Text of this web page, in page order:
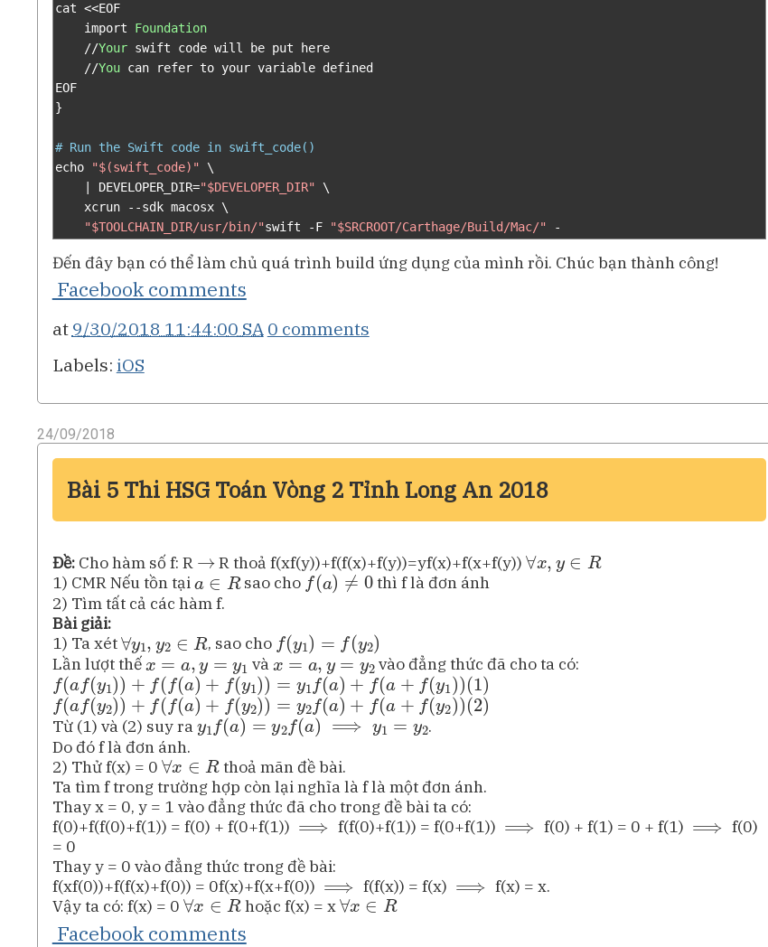
cat <<EOF
    import
Foundation
//Your swift code will be put here
//You can refer to your variable defined
EOF
}
# Run the Swift code in swift_code()
echo
"$(swift_code)" \
DEVELOPER_DIR="$DEVELOPER_DIR" \
    xcrun
--sdk macosx \
"$TOOLCHAIN_DIR/usr/bin/"swift -F "$SRCROOT/Carthage/Build/Mac/" -
Đến đây bạn có thể làm chủ quá trình build ứng dụng của mình rồi. Chúc bạn thành công!
Facebook comments
at 9/30/2018 11:44:00 SA 0 comments
Labels: iOS
24/09/2018
Bài 5 Thi HSG Toán Vòng 2 Tỉnh Long An 2018
Đề:Cho hàm số f: R R thoả f(xf(y))+f(f(x)+f(y))=yf(x)+f(x+f(y))
∀ R
1) CMR Nếu tồn tại
a∈R
sao cho
f(a)≠0
thì f là đơn ánh
2) Tìm tất cả các hàm f.
Bài giải:
1) Ta xét
∀
R
, sao cho
(y ) y2
Lần lượt thế
x=a ,y =y 1
và
x=a,y =y 2
vào đẳng thức đã cho ta có:
f(af(y1))+f(f(a)+f(y1))=y 1f(a )+f (a+f(y 1))(1)
f(af(y2))+ f(f(a)+f(y2) )=y2f( a) +f(a+f( y2 ))(2 )
Từ (1) và (2) suy ra
y1f(a)=y2f(a)⟹y1= y2
.
Do đó f là đơn ánh.
2) Thử f(x) = 0
∀x∈ R
thoả mãn đề bài.
Ta tìm f trong trường hợp còn lại nghĩa là f là một đơn ánh.
Thay x = 0, y = 1 vào đẳng thức đã cho trong đề bài ta có:
f(0)+f(f(0)+f(1)) = f(0) + f(0+f(1))
⟹
f(f(0)+f(1)) = f(0+f(1)) f(0) + f(1) = 0 + f(1)
f(0)
= 0
Thay y = 0 vào đẳng thức trong đề bài:
f(xf(0))+f(f(x)+f(0)) = 0f(x)+f(x+f(0))
⟹
f(f(x)) = f(x)
f(x) = x.
Vậy ta có: f(x) = 0
∀x ∈R
hoặc f(x) = x
∀x ∈R
Facebook comments